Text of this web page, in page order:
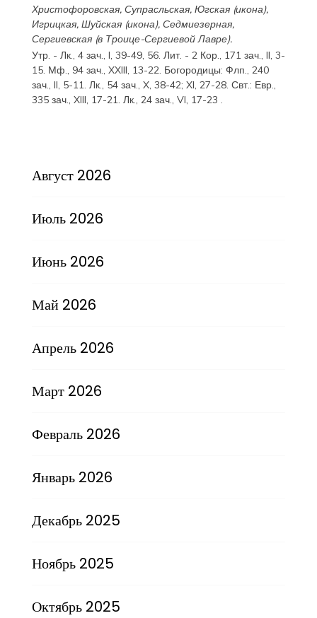
Христофоровская, Супрасльская, Югская(икона),
Игрицкая, Шуйская(икона), Седмиезерная,
Сергиевская(в Троице-Сергиевой Лавре).
Утр. - Лк., 4 зач., I, 39-49, 56. Лит. - 2 Кор., 171 зач., II, 3-
15. Мф., 94 зач., XXIII, 13-22. Богородицы: Флп., 240
зач., II, 5-11. Лк., 54 зач., X, 38-42; XI, 27-28. Свт.: Евр.,
335 зач., XIII, 17-21. Лк., 24 зач., VI, 17-23 .
Август 2026
Июль 2026
Июнь 2026
Май 2026
Апрель 2026
Март 2026
Февраль 2026
Январь 2026
Декабрь 2025
Ноябрь 2025
Октябрь 2025